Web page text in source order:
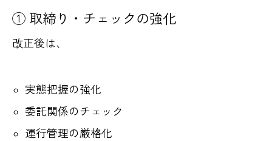
① 取締り・チェックの強化
改正後は、
実態把握の強化
委託関係のチェック
運行管理の厳格化